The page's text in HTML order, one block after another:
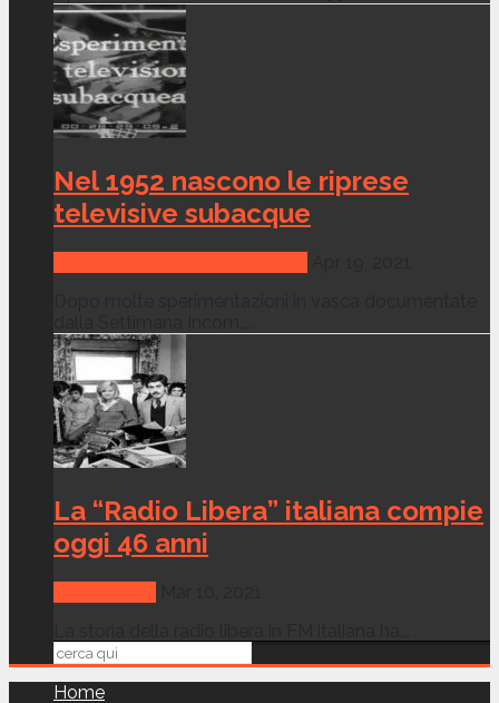
Nel 1952 nascono le riprese
televisive subacque
La “Radio Libera” italiana compie
oggi 46 anni
Home